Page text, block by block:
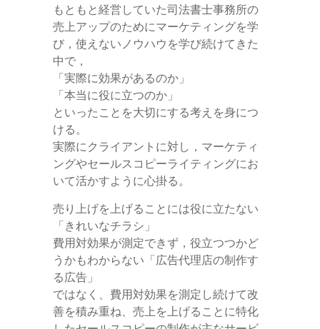
もともと経営していた司法書士事務所の
売上アップのためにマーケティングを学
び，使えないノウハウを学び続けてきた
中で，
「実際に効果があるのか」
「本当に役に立つのか」
といったことを大切にする考えを身につ
ける。
実際にクライアントに対し，マーケティ
ングやセールスコピーライティングにお
いて活かすように心掛る。
売り上げを上げることには役に立たない
「きれいなチラシ」
費用対効果が測定できず，役立つつかど
うかもわからない「広告代理店の制作す
る広告」
ではなく、費用対効果を測定し続けて改
善を積み重ね、売上を上げることに特化